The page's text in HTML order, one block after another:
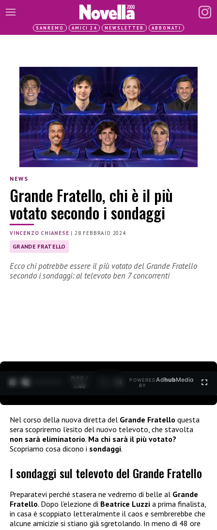
SANREMO AMICI 24 NEWSLETTER ABBONATI
NEWS
Grande Fratello, chi è il più
votato secondo i sondaggi
VINCENZO CHIANESE |28 FEBBRAIO 2024
GRANDE FRATELLO
Ecco chi potrebbe essere il più votato del Grande Fratello
secondo i sondaggi: al televoto ben 7 concorrenti
0:13 /
1:40
POWERED
BY
AdhubMedia
Nel corso della nuova diretta del Grande Fratello questa
sera scopriremo l’esito del nuovo televoto, che stavolta
non sarà eliminatorio. Ma chi sarà il più votato?
Scopriamo cosa dicono i sondaggi.
I sondaggi sul televoto del Grande Fratello
Preparatevi perché stasera ne vedremo di belle al Grande
Fratello. Dopo l’elezione di Beatrice Luzzi a prima finalista,
in casa è scoppiato letteralmente il caos e sembrerebbe che
alcune amicizie si stiano già sgretolando. In meno di 48 ore